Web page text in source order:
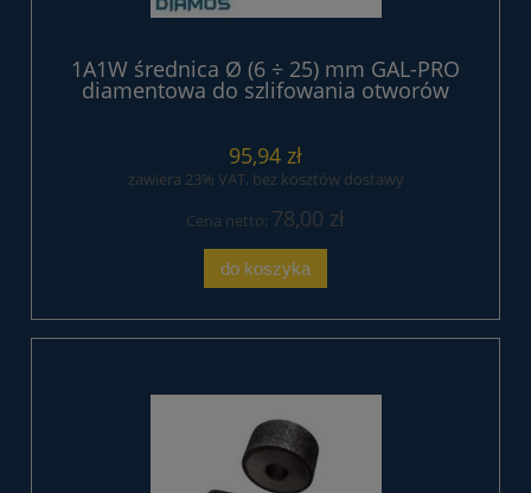
1A1W średnica Ø (6 ÷ 25) mm GAL-PRO
diamentowa do szlifowania otworów
95,94 zł
zawiera 23% VAT, bez kosztów dostawy
Cena netto: 78,00 zł
do koszyka